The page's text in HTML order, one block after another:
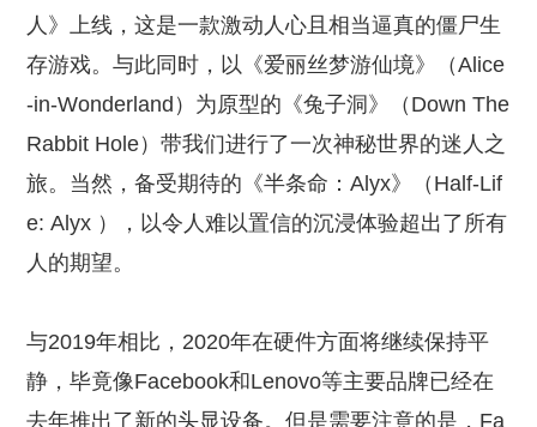
人》上线，这是一款激动人心且相当逼真的僵尸生
存游戏。与此同时，以《爱丽丝梦游仙境》（Alice
-in-Wonderland）为原型的《兔子洞》（Down The
Rabbit Hole）带我们进行了一次神秘世界的迷人之
旅。当然，备受期待的《半条命：Alyx》（Half-Lif
e: Alyx ），以令人难以置信的沉浸体验超出了所有
人的期望。
与2019年相比，2020年在硬件方面将继续保持平
静，毕竟像Facebook和Lenovo等主要品牌已经在
去年推出了新的头显设备。但是需要注意的是，Fa